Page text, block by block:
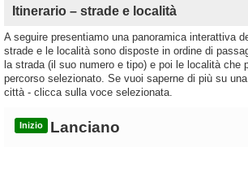
Itinerario – strade e località
A seguire presentiamo una panoramica interattiva
strade e le località sono disposte in ordine di
la strada (il suo numero e tipo) e poi le località che
percorso selezionato. Se vuoi saperne di più su
città - clicca sulla voce selezionata.
Inizio Lanciano